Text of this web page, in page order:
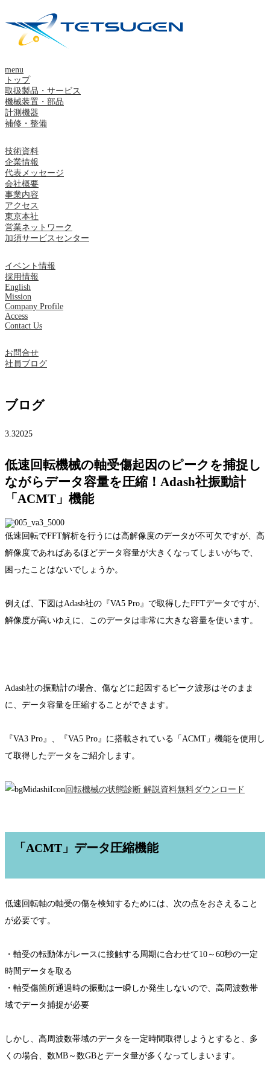
menu
トップ
取扱製品・サービス
機械装置・部品
計測機器
補修・整備
技術資料
企業情報
代表メッセージ
会社概要
事業内容
アクセス
東京本社
営業ネットワーク
加須サービスセンター
イベント情報
採用情報
English
Mission
Company Profile
Access
Contact Us
お問合せ
社員ブログ
ブログ
3.32025
低速回転機械の軸受傷起因のピークを捕捉し
ながらデータ容量を圧縮！Adash社振動計
「ACMT」機能
低速回転でFFT解析を行うには高解像度のデータが不可欠ですが、高
解像度であればあるほどデータ容量が大きくなってしまいがちで、
困ったことはないでしょうか。
例えば、下図はAdash社の『VA5 Pro』で取得したFFTデータですが、
解像度が高いゆえに、このデータは非常に大きな容量を使います。
Adash社の振動計の場合、傷などに起因するピーク波形はそのまま
に、データ容量を圧縮することができます。
『VA3 Pro』、『VA5 Pro』に搭載されている「ACMT」機能を使用し
て取得したデータをご紹介します。
回転機械の状態診断 解説資料無料ダウンロード
「ACMT」データ圧縮機能
低速回転軸の軸受の傷を検知するためには、次の点をおさえること
が必要です。
・軸受の転動体がレースに接触する周期に合わせて10～60秒の一定
時間データを取る
・軸受傷箇所通過時の振動は一瞬しか発生しないので、高周波数帯
域でデータ捕捉が必要
しかし、高周波数帯域のデータを一定時間取得しようとすると、多
くの場合、数MB～数GBとデータ量が多くなってしまいます。